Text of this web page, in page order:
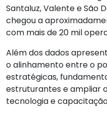
Santaluz, Valente e São
chegou a
com mais de 20 mil
Além dos dados
o alinhamento entre o
estratégicas,
estruturantes e ampliar
tecnologia e